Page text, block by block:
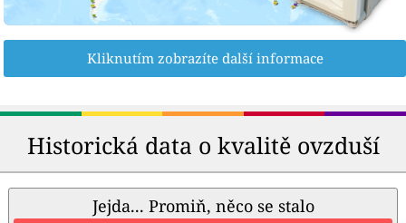
Kliknutím zobrazíte další informace
Historická data o kvalitě ovzduší
Jejda... Promiň, něco se stalo